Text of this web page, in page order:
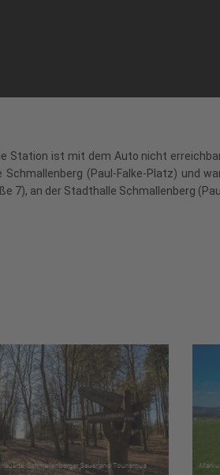
Station ist mit dem Auto nicht
Schmallenberg (Paul-Falke-Platz) und
7), an der Stadthalle Schmallenberg